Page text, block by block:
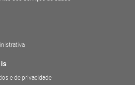
e de privacidade